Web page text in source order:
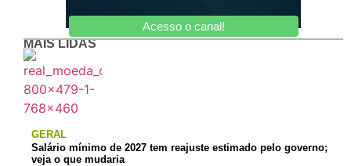
Acesso o canal!
MAIS LIDAS
GERAL
Salário mínimo de 2027 tem reajuste estimado pelo governo;
veja o que mudaria